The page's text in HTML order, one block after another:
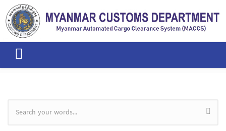
Skip to main content
Search form